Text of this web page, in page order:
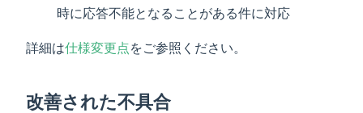
時に応答不能となることがある件に対応
詳細は仕様変更点をご参照ください。
改善された不具合